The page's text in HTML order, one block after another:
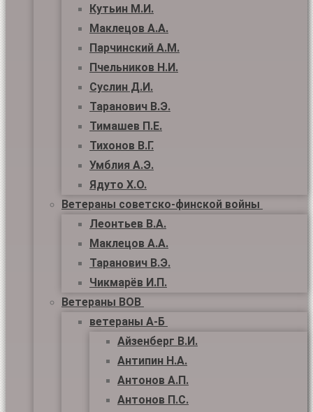
Кутьин М.И.
Маклецов А.А.
Парчинский А.М.
Пчельников Н.И.
Суслин Д.И.
Таранович В.Э.
Тимашев П.Е.
Тихонов В.Г.
Умблия А.Э.
Ядуто Х.О.
Ветераны советско-финской войны
Леонтьев В.А.
Маклецов А.А.
Таранович В.Э.
Чикмарёв И.П.
Ветераны ВОВ
ветераны А-Б
Айзенберг В.И.
Антипин Н.А.
Антонов А.П.
Антонов П.С.